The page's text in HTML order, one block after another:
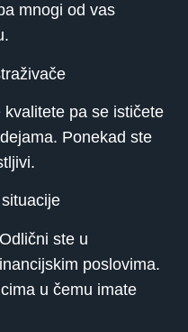
mnogi od vas
pa se ističete
Ponekad ste
ste u
poslovima.
u čemu imate